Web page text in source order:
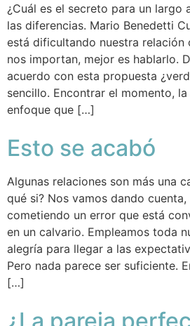
¿Cuál es el secreto para un largo
las diferencias. Mario Benedetti
está dificultando nuestra relación
nos importan, mejor es hablarlo.
acuerdo con esta propuesta
sencillo. Encontrar el momento,
enfoque que […]
Esto se acabó
Algunas relaciones son más una
qué si? Nos vamos dando
cometiendo un error que está
en un calvario. Empleamos toda
alegría para llegar a las
Pero nada parece ser suficiente.
[…]